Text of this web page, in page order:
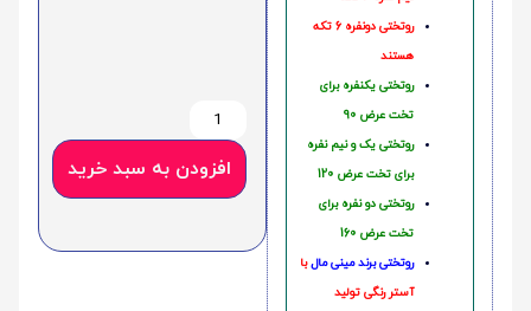
روتختی دونفره 6 تکه
هستند
روتختی یکنفره برای
تخت عرض 90
روتختی یک و نیم نفره
برای تخت عرض 120
روتختی دو نفره برای
تخت عرض 160
روتختی‌ برند مینی مالبا
آستر رنگی تولید
افزودن به سبد خرید